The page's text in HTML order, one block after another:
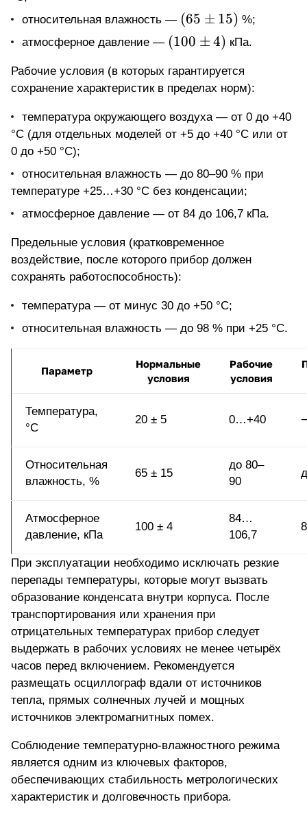
5)
относительная влажность — (65
\pm
15)
(65 ± 15) %;
атмосферное давление — (100
4)
(100 ± 4) кПа.
Рабочие условия (в которых гарантируется
сохранение характеристик в пределах норм):
температура окружающего воздуха — от 0 до +40
°С (для отдельных моделей от +5 до +40 °С или от
0 до +50 °С);
относительная влажность — до 80–90 % при
температуре +25…+30 °С без конденсации;
атмосферное давление — от 84 до 106,7 кПа.
Предельные условия (кратковременное
воздействие, после которого прибор должен
сохранять работоспособность):
температура — от минус 30 до +50 °С;
относительная влажность — до 98 % при +25 °С.
Параметр
Нормальные
условия
Рабочие
условия
Температура,
°С
20 ± 5 0…+40
Относительная
влажность, %
65 ± 15
до 80–
90
Атмосферное
давление, кПа
100 ± 4
84…
106,7
При эксплуатации необходимо исключать резкие
перепады температуры, которые могут вызвать
образование конденсата внутри корпуса. После
транспортирования или хранения при
отрицательных температурах прибор следует
выдержать в рабочих условиях не менее четырёх
часов перед включением. Рекомендуется
размещать осциллограф вдали от источников
тепла, прямых солнечных лучей и мощных
источников электромагнитных помех.
Соблюдение температурно-влажностного режима
является одним из ключевых факторов,
обеспечивающих стабильность метрологических
характеристик и долговечность прибора.